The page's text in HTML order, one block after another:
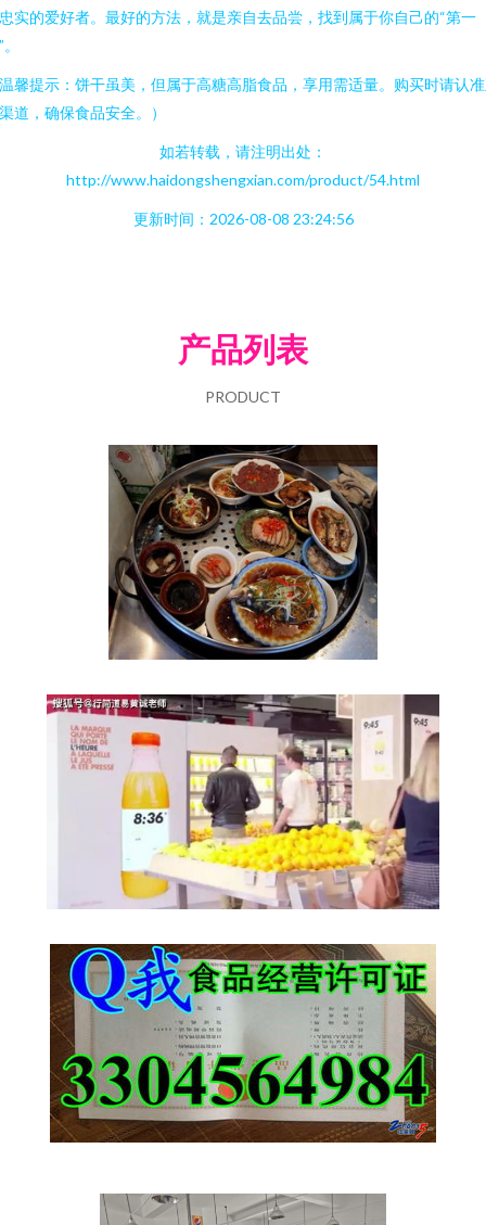
实的爱好者。最好的方法，就是亲自去品尝，找到属于你自己的“第一
馨提示：饼干虽美，但属于高糖高脂食品，享用需适量。购买时请认
道，确保食品安全。）
如若转载，请注明出处：
http://www.haidongshengxian.com/product/54.html
更新时间：2026-08-08 23:24:56
产品列表
PRODUCT